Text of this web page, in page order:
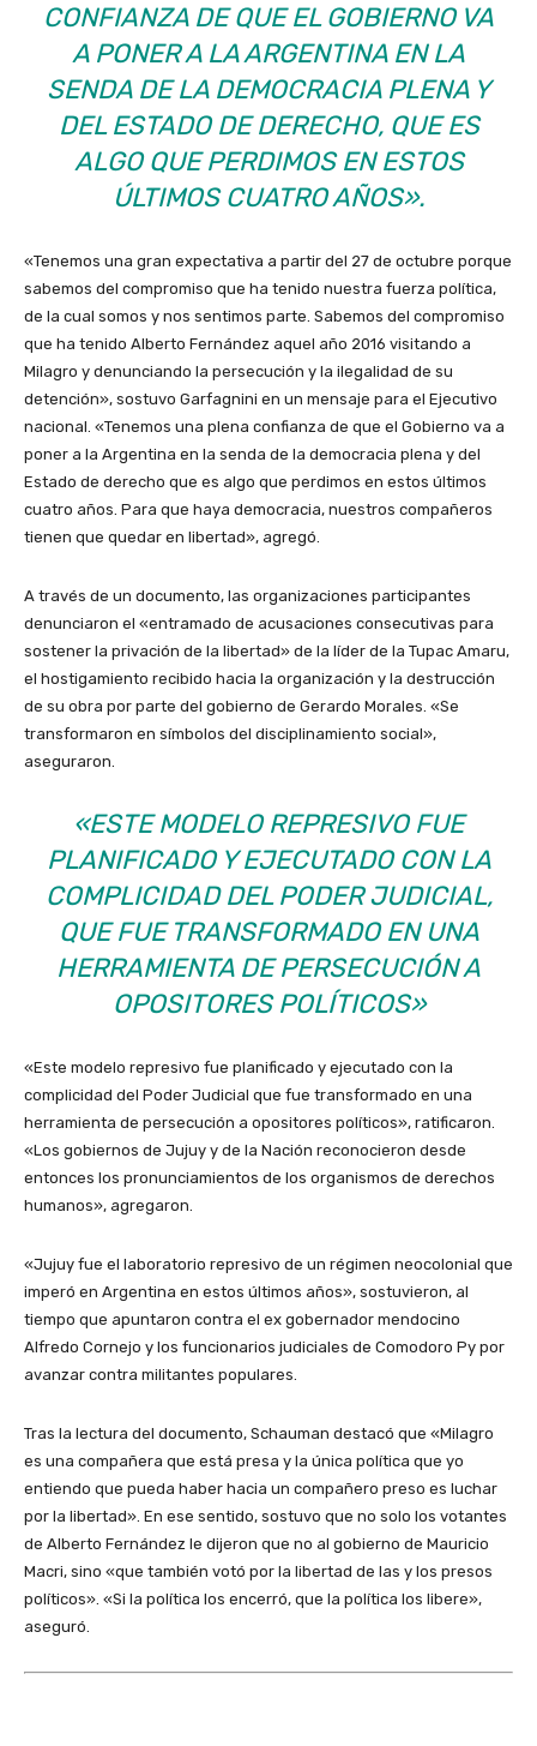
CONFIANZA DE QUE EL GOBIERNO VA
A PONER A LA ARGENTINA EN LA
SENDA DE LA DEMOCRACIA PLENA Y
DEL ESTADO DE DERECHO, QUE ES
ALGO QUE PERDIMOS EN ESTOS
ÚLTIMOS CUATRO AÑOS».
«Tenemos una gran expectativa a partir del 27 de octubre porque
sabemos del compromiso que ha tenido nuestra fuerza política,
de la cual somos y nos sentimos parte. Sabemos del compromiso
que ha tenido Alberto Fernández aquel año 2016 visitando a
Milagro y denunciando la persecución y la ilegalidad de su
detención», sostuvo Garfagnini en un mensaje para el Ejecutivo
nacional. «Tenemos una plena confianza de que el Gobierno va a
poner a la Argentina en la senda de la democracia plena y del
Estado de derecho que es algo que perdimos en estos últimos
cuatro años. Para que haya democracia, nuestros compañeros
tienen que quedar en libertad», agregó.
A través de un documento, las organizaciones participantes
denunciaron el «entramado de acusaciones consecutivas para
sostener la privación de la libertad» de la líder de la Tupac Amaru,
el hostigamiento recibido hacia la organización y la destrucción
de su obra por parte del gobierno de Gerardo Morales. «Se
transformaron en símbolos del disciplinamiento social»,
aseguraron.
«ESTE MODELO REPRESIVO FUE
PLANIFICADO Y EJECUTADO CON LA
COMPLICIDAD DEL PODER JUDICIAL,
QUE FUE TRANSFORMADO EN UNA
HERRAMIENTA DE PERSECUCIÓN A
OPOSITORES POLÍTICOS»
«Este modelo represivo fue planificado y ejecutado con la
complicidad del Poder Judicial que fue transformado en una
herramienta de persecución a opositores políticos», ratificaron.
«Los gobiernos de Jujuy y de la Nación reconocieron desde
entonces los pronunciamientos de los organismos de derechos
humanos», agregaron.
«Jujuy fue el laboratorio represivo de un régimen neocolonial que
imperó en Argentina en estos últimos años», sostuvieron, al
tiempo que apuntaron contra el ex gobernador mendocino
Alfredo Cornejo y los funcionarios judiciales de Comodoro Py por
avanzar contra militantes populares.
Tras la lectura del documento, Schauman destacó que «Milagro
es una compañera que está presa y la única política que yo
entiendo que pueda haber hacia un compañero preso es luchar
por la libertad». En ese sentido, sostuvo que no solo los votantes
de Alberto Fernández le dijeron que no al gobierno de Mauricio
Macri, sino «que también votó por la libertad de las y los presos
políticos». «Si la política los encerró, que la política los libere»,
aseguró.